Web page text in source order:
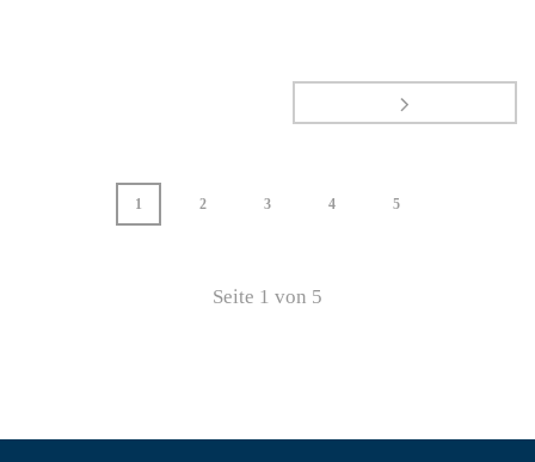
1 2 3 4 5
Seite 1 von 5